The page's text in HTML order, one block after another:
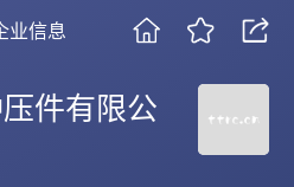
业信息
件有限公